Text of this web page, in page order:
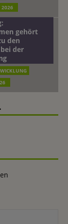
2026
gehört
den
der